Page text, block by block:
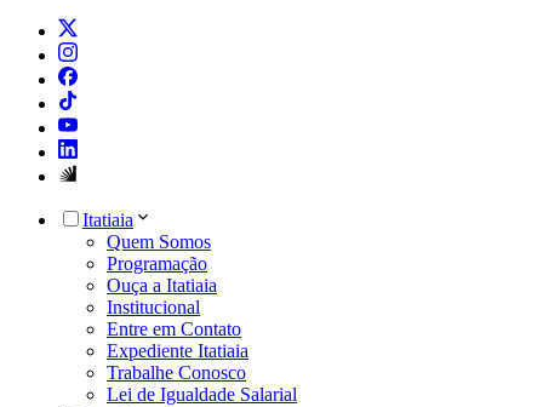
Itatiaia
Quem Somos
Programação
Ouça a Itatiaia
Institucional
Entre em Contato
Expediente Itatiaia
Trabalhe Conosco
Lei de Igualdade Salarial